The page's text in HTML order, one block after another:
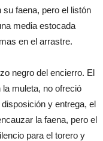
faena, pero el listón
media estocada
en el arrastre.
negro del encierro. El
muleta, no ofreció
y entrega, el
la faena, pero el
para el torero y